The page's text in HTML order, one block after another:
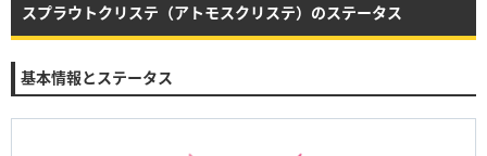
スプラウトクリステ（アトモスクリステ）のステータス
基本情報とステータス